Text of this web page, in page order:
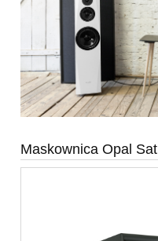
Maskownica Opal Sat